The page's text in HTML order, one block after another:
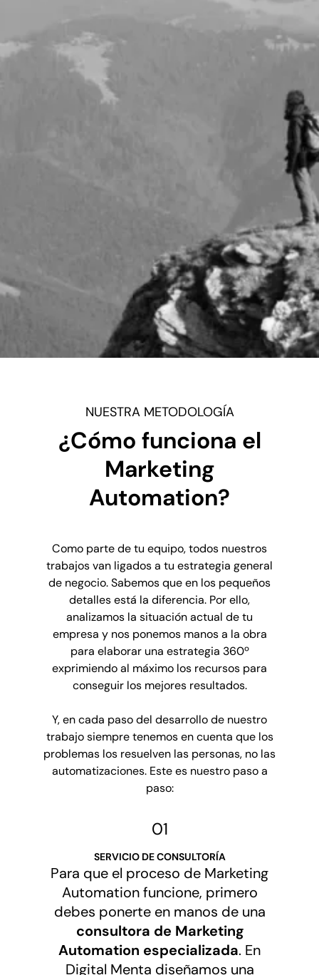
NUESTRA METODOLOGÍA
¿Cómo funciona el
Marketing
Automation?
Como parte de tu equipo, todos nuestros
trabajos van ligados a tu estrategia general
de negocio. Sabemos que en los pequeños
detalles está la diferencia. Por ello,
analizamos la situación actual de tu
empresa y nos ponemos manos a la obra
para elaborar una estrategia 360º
exprimiendo al máximo los recursos para
conseguir los mejores resultados.
Y, en cada paso del desarrollo de nuestro
trabajo siempre tenemos en cuenta que los
problemas los resuelven las personas, no las
automatizaciones. Este es nuestro paso a
paso:
01
SERVICIO DE CONSULTORÍA
Para que el proceso de Marketing
Automation funcione, primero
debes ponerte en manos de una
consultora de Marketing
Automation especializada. En
Digital Menta diseñamos una